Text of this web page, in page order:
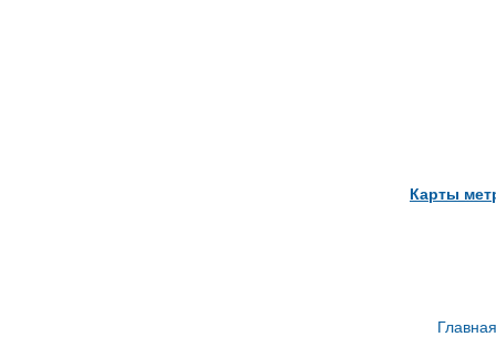
Карты
Главная